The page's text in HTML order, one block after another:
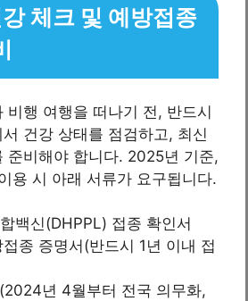
체크 및 예방접종
비행 여행을 떠나기 전, 반드시
건강 상태를 점검하고, 최신
준비해야 합니다. 2025년 기준,
용 시 아래 서류가 요구됩니다.
백신(DHPPL) 접종 확인서
종 증명서(반드시 1년 이내 접
년 4월부터 전국 의무화,